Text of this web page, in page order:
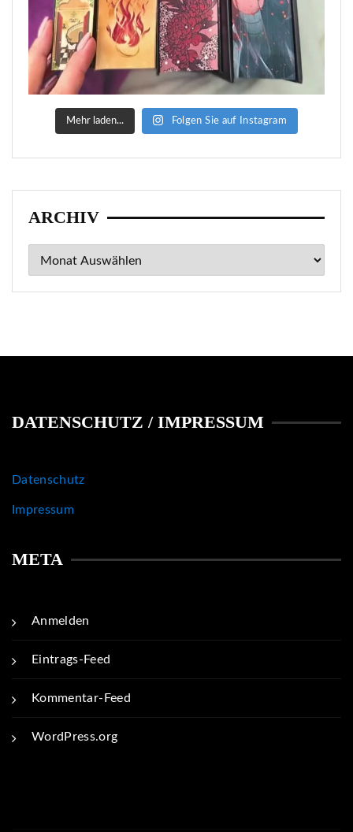
Mehr laden... Folgen Sie auf Instagram
ARCHIV
Archiv
DATENSCHUTZ / IMPRESSUM
Datenschutz
Impressum
META
Anmelden
Eintrags-Feed
Kommentar-Feed
WordPress.org